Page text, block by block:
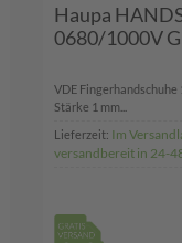
Haupa
0680/1000V
VDE Fingerhandschuhe
Stärke 1 mm...
Lieferzeit: Im
versandbereit in 24-